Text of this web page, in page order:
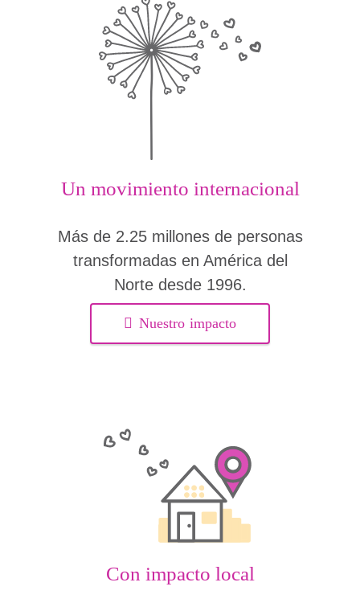
Un movimiento internacional
Más de 2.25 millones de personas
transformadas en América del
Norte desde 1996.
Nuestro impacto
Con impacto local